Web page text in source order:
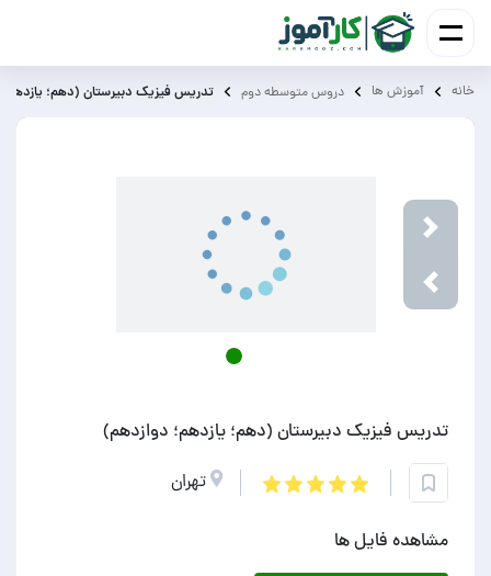
خانه آموزش ‌ها دروس متوسطه دوم تدریس فیزیک دبیرستان (دهم؛
Next
تدریس فیزیک دبیرستان (دهم؛ یازدهم؛ دوازدهم)
تهران
مشاهده فایل ها